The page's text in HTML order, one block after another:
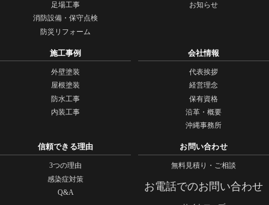
足場工事
消防設備・保守点検
防災リフォーム
お知らせ
施工事例
外壁塗装
屋根塗装
防水工事
内装工事
会社情報
代表挨拶
経営理念
保有資格
沿革・概要
沖縄事務所
信頼できる理由
3つの理由
感染症対策
Q&A
お問い合わせ
無料見積り・ご相談
お電話でのお問い合わせ